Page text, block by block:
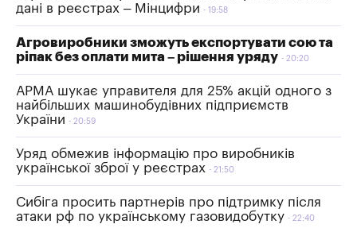
дані в реєстрах – Мінцифри
19:58
Агровиробники зможуть експортувати сою та
ріпак без оплати мита – рішення уряду
20:20
АРМА шукає управителя для 25% акцій одного з
найбільших машинобудівних підприємств
України
20:59
Уряд обмежив інформацію про виробників
української зброї у реєстрах
21:50
Сибіга просить партнерів про підтримку після
атаки рф по українському газовидобутку
22:40